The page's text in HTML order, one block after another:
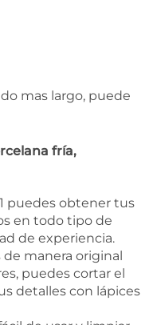
mas largo, puede
fría,
puedes obtener tus
en todo tipo de
de experiencia.
de manera original
puedes cortar el
detalles con lápices